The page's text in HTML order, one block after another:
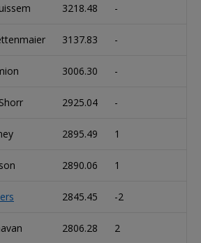
3218.48 -
3137.83 -
3006.30 -
2925.04 -
2895.49 1
2890.06 1
2845.45 -2
2806.28 2